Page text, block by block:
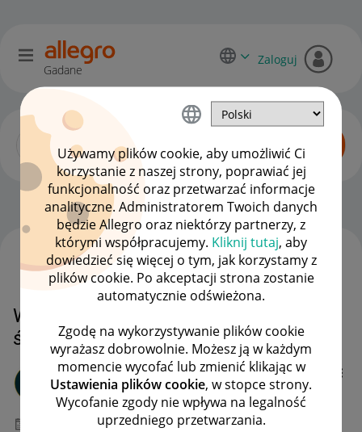
Używamy plików cookie, aby umożliwić Ci
korzystanie z naszej strony, poprawiać jej
funkcjonalność oraz przetwarzać informacje
analityczne. Administratorem Twoich danych
będzie Allegro oraz niektórzy partnerzy, z
którymi współpracujemy. Kliknij tutaj, aby
dowiedzieć się więcej o tym, jak korzystamy z
plików cookie. Po akceptacji strona zostanie
automatycznie odświeżona.
Zgodę na wykorzystywanie plików cookie
wyrażasz dobrowolnie. Możesz ją w każdym
momencie wycofać lub zmienić klikając w
Ustawienia plików cookie, w stopce strony.
Wycofanie zgody nie wpływa na legalność
uprzedniego przetwarzania.
Gadane
Zaloguj
Początkujący sprzedawcy OPCJE
Wstawianie plików na półkę na
środowisku Sandbox
pluskotywpodrozy
#7 Wielbiciel
20:33
WSZYSTKIE TEMATY